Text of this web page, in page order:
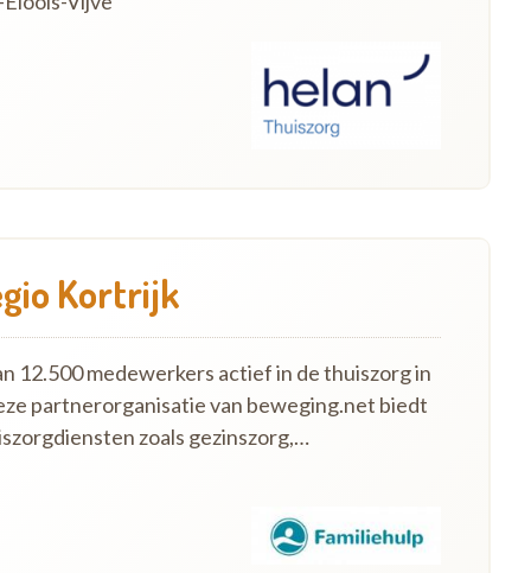
Kortrijk
12.500 medewerkers actief in de thuiszorg in
partnerorganisatie van beweging.net biedt
zoals gezinszorg,…